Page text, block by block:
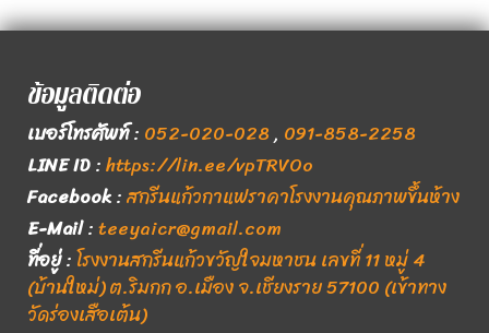
ข้อมูลติดต่อ
เบอร์โทรศัพท์: 052-020-028, 091-858-2258
LINE ID:https://lin.ee/vpTRVOo
Facebook:สกรีนแก้วกาแฟราคาโรงงานคุณภาพขึ้นห้าง
E-Mail:teeyaicr@gmail.com
ที่อยู่:โรงงานสกรีนแก้วขวัญใจมหาชน เลขที่ 11 หมู่ 4
(บ้านใหม่) ต.ริมกก อ.เมือง จ.เชียงราย 57100 (เข้าทาง
วัดร่องเสือเต้น)